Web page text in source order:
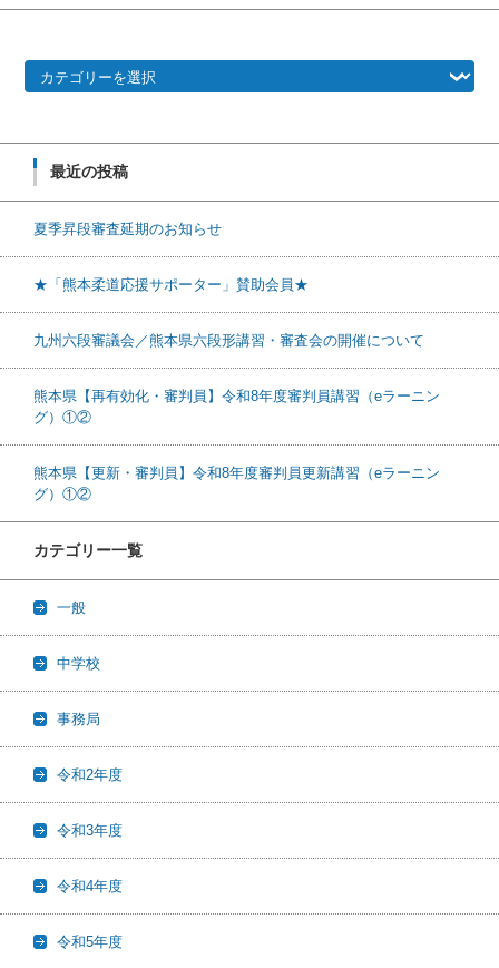
最近の投稿
夏季昇段審査延期のお知らせ
★「熊本柔道応援サポーター」賛助会員★
九州六段審議会／熊本県六段形講習・審査会の開催について
熊本県【再有効化・審判員】令和8年度審判員講習（eラーニン
グ）①②
熊本県【更新・審判員】令和8年度審判員更新講習（eラーニン
グ）①②
カテゴリー一覧
一般
中学校
事務局
令和2年度
令和3年度
令和4年度
令和5年度